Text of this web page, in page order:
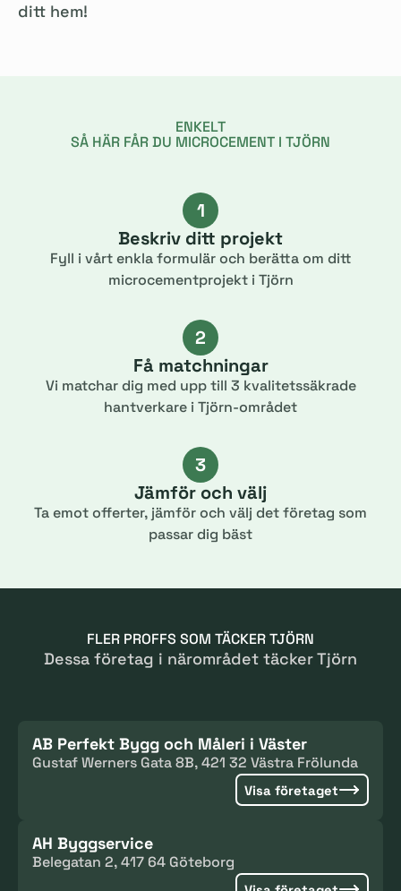
ditt hem!
ENKELT
SÅ HÄR FÅR DU MICROCEMENT I TJÖRN
1
Beskriv ditt projekt
Fyll i vårt enkla formulär och berätta om ditt
microcementprojekt i Tjörn
2
Få matchningar
Vi matchar dig med upp till 3 kvalitetssäkrade
hantverkare i Tjörn-området
3
Jämför och välj
Ta emot offerter, jämför och välj det företag som
passar dig bäst
FLER PROFFS SOM TÄCKER TJÖRN
Dessa företag i närområdet täcker Tjörn
AB Perfekt Bygg och Måleri i Väster
Gustaf Werners Gata 8B, 421 32 Västra Frölunda
Visa företaget
AH Byggservice
Belegatan 2, 417 64 Göteborg